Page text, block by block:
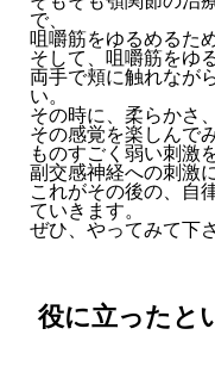
で、
咀嚼筋をゆるめるた
そして、咀嚼筋をゆ
両手で頬に触れなが
い。
その時に、柔らかさ
その感覚を楽しんで
ものすごく弱い刺激
副交感神経への刺激
これがその後の、自
ていきます。
ぜひ、やってみて下
役に立ったと